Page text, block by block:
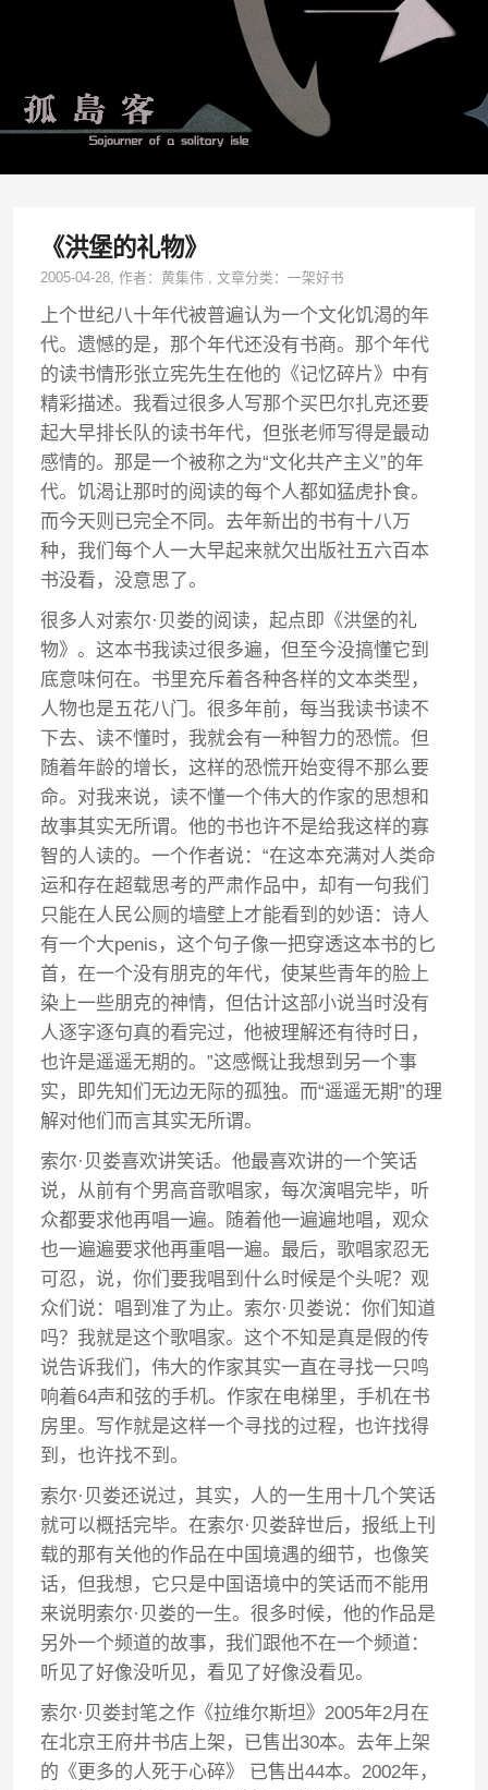
《洪堡的礼物》
2005-04-28, 作者：黄集伟 ,文章分类：一架好书
上个世纪八十年代被普遍认为一个文化饥渴的年
代。遗憾的是，那个年代还没有书商。那个年代
的读书情形张立宪先生在他的《记忆碎片》中有
精彩描述。我看过很多人写那个买巴尔扎克还要
起大早排长队的读书年代，但张老师写得是最动
感情的。那是一个被称之为“文化共产主义”的年
代。饥渴让那时的阅读的每个人都如猛虎扑食。
而今天则已完全不同。去年新出的书有十八万
种，我们每个人一大早起来就欠出版社五六百本
书没看，没意思了。
很多人对索尔·贝娄的阅读，起点即《洪堡的礼
物》。这本书我读过很多遍，但至今没搞懂它到
底意味何在。书里充斥着各种各样的文本类型，
人物也是五花八门。很多年前，每当我读书读不
下去、读不懂时，我就会有一种智力的恐慌。但
随着年龄的增长，这样的恐慌开始变得不那么要
命。对我来说，读不懂一个伟大的作家的思想和
故事其实无所谓。他的书也许不是给我这样的寡
智的人读的。一个作者说：“在这本充满对人类命
运和存在超载思考的严肃作品中，却有一句我们
只能在人民公厕的墙壁上才能看到的妙语：诗人
有一个大penis，这个句子像一把穿透这本书的匕
首，在一个没有朋克的年代，使某些青年的脸上
染上一些朋克的神情，但估计这部小说当时没有
人逐字逐句真的看完过，他被理解还有待时日，
也许是遥遥无期的。”这感慨让我想到另一个事
实，即先知们无边无际的孤独。而“遥遥无期”的理
解对他们而言其实无所谓。
索尔·贝娄喜欢讲笑话。他最喜欢讲的一个笑话
说，从前有个男高音歌唱家，每次演唱完毕，听
众都要求他再唱一遍。随着他一遍遍地唱，观众
也一遍遍要求他再重唱一遍。最后，歌唱家忍无
可忍，说，你们要我唱到什么时候是个头呢？观
众们说：唱到准了为止。索尔·贝娄说：你们知道
吗？我就是这个歌唱家。这个不知是真是假的传
说告诉我们，伟大的作家其实一直在寻找一只鸣
响着64声和弦的手机。作家在电梯里，手机在书
房里。写作就是这样一个寻找的过程，也许找得
到，也许找不到。
索尔·贝娄还说过，其实，人的一生用十几个笑话
就可以概括完毕。在索尔·贝娄辞世后，报纸上刊
载的那有关他的作品在中国境遇的细节，也像笑
话，但我想，它只是中国语境中的笑话而不能用
来说明索尔·贝娄的一生。很多时候，他的作品是
另外一个频道的故事，我们跟他不在一个频道：
听见了好像没听见，看见了好像没看见。
索尔·贝娄封笔之作《拉维尔斯坦》2005年2月在
在北京王府井书店上架，已售出30本。去年上架
的《更多的人死于心碎》 已售出44本。2002年，